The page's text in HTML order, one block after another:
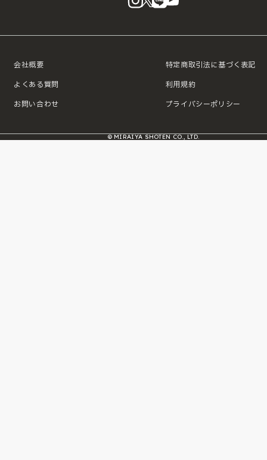
会社概要
よくある質問
お問い合わせ
特定商取引法に基づく表記
利用規約
プライバシーポリシー
© MIRAIYA SHOTEN CO., LTD.